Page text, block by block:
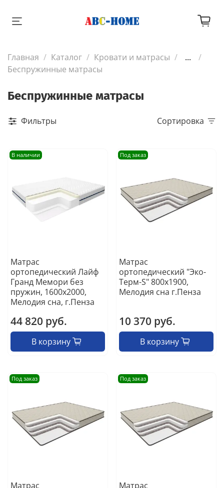
Главная Каталог Кровати и матрасы
...
Беспружинные матрасы
Беспружинные матрасы
Фильтры Сортировка
В наличии
Матрас
ортопедический Лайф
Гранд Мемори без
пружин, 1600х2000,
Мелодия сна, г.Пенза
44 820 руб.
В корзину
Под заказ
Матрас
ортопедический "Эко-
Терм-S" 800х1900,
Мелодия сна г.Пенза
10 370 руб.
В корзину
Под заказ
Матрас
Под заказ
Матрас